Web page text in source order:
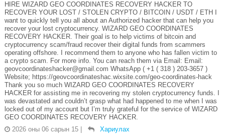
HIRE WIZARD GEO COORDINATES RECOVERY HACKER TO
RECOVER YOUR LOST / STOLEN CRYPTO / BITCOIN / USDT / ETH I
want to quickly tell you all about an Authorized hacker that can help you
recover your lost cryptocurrency. WIZARD GEO COORDINATES
RECOVERY HACKER. Their goal is to help victims of bitcoin and
cryptocurrency scam/fraud recover their digital funds from scammers
operating offshore. I recommend them to anyone who has fallen victim to
a crypto scam. For more info. You can reach them via Email: Email:
geovcoordinateshacker@gmail.com WhatsApp ( +1 ( 318 ) 203-3657 )
Website; https://geovcoordinateshac.wixsite.com/geo-coordinates-hack
Thank you so much WIZARD GEO COORDINATES RECOVERY
HACKER for assisting me in recovering my stolen cryptocurrency funds. I
was devastated and couldn’t grasp what had happened to me when I was
locked out of my account but I’m truly grateful for the service of WIZARD
GEO COORDINATES RECOVERY HACKER.
2026 оны 06 сарын 15
Хариулах